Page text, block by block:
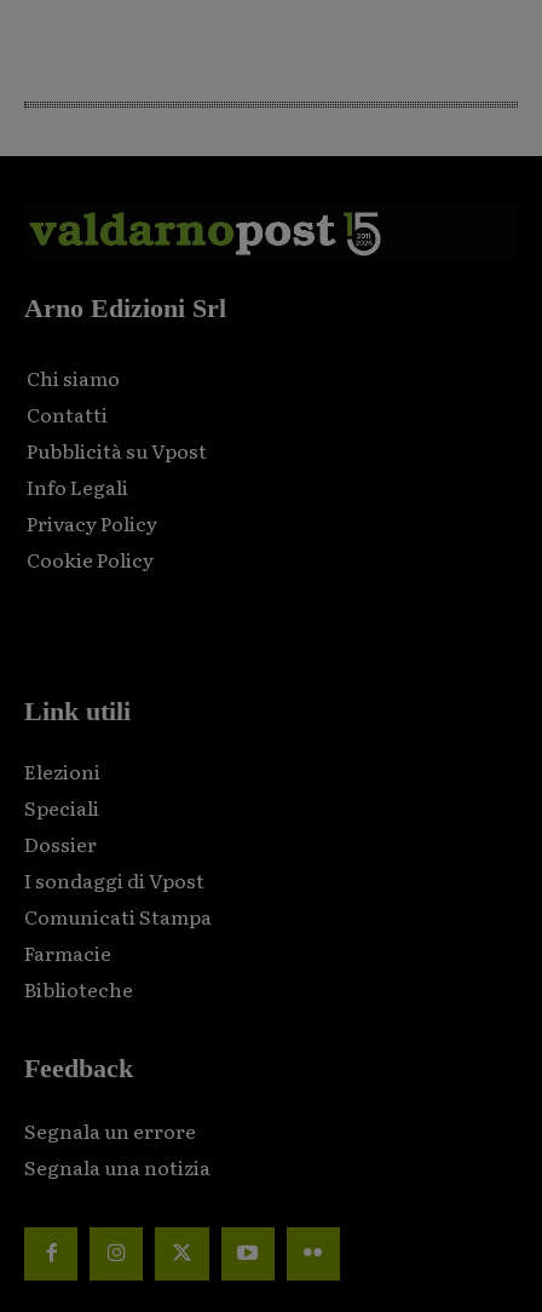
Arno Edizioni Srl
Chi siamo
Contatti
Pubblicità su Vpost
Info Legali
Privacy Policy
Cookie Policy
Link utili
Elezioni
Speciali
Dossier
I sondaggi di Vpost
Comunicati Stampa
Farmacie
Biblioteche
Feedback
Segnala un errore
Segnala una notizia